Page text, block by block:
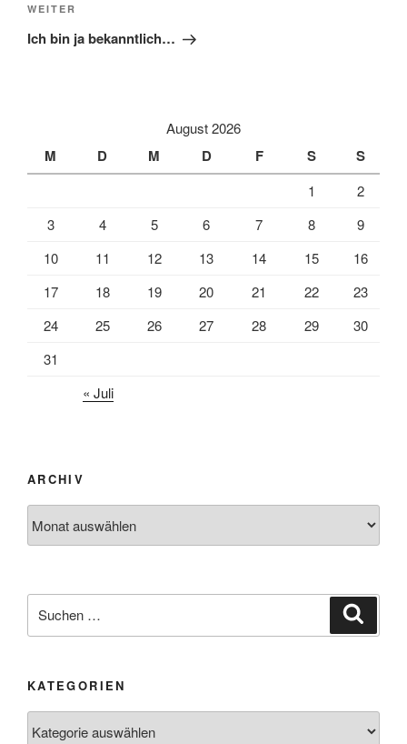
Nächster
Beitrag
WEITER
Ich bin ja bekanntlich…
August 2026
M D M D F S S
1
2
3
4 5 6 7 8
9
10
11 12 13 14 15
16
17
18 19 20 21 22
23
24
25 26 27 28 29
30
31
« Juli
ARCHIV
nach:
KATEGORIEN